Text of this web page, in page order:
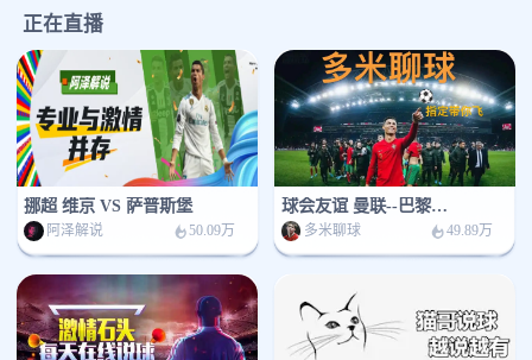
正在直播
挪超 维京 VS 萨普斯堡
阿泽解说 50.09万
球会友谊 曼联--巴黎圣日耳曼
多米聊球 49.89万